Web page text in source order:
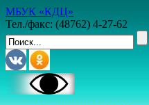
МБУК «КДЦ»
Тел./факс: (48762) 4-27-62